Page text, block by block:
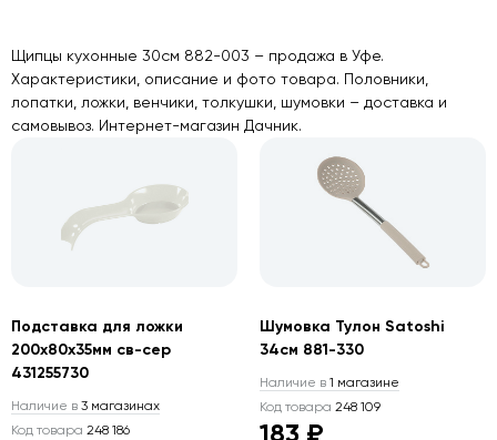
Щипцы кухонные 30см 882-003 – продажа в Уфе.
Характеристики, описание и фото товара. Половники,
лопатки, ложки, венчики, толкушки, шумовки – доставка и
самовывоз. Интернет-магазин Дачник.
Подставка для ложки
200х80х35мм св-сер
431255730
Наличие в 3 магазинах
Код товара 248 186
Шумовка Тулон Satoshi
34см 881-330
Наличие в 1 магазине
Код товара 248 109
183 ₽